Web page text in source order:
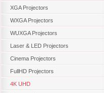
XGA Projectors
WXGA Projectors
WUXGA Projectors
Laser & LED Projectors
Cinema Projectors
FullHD Projectors
4K UHD